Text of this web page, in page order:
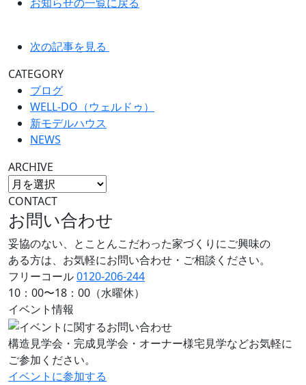
お知らせの一覧に戻る
次の記事を見る
CATEGORY
ブログ
WELL-DO（ウェルドゥ）
新モデルハウス
NEWS
ARCHIVE
CONTACT
お問い合わせ
妥協のない、とことんこだわった家づくりにご興味の
ある方は、お気軽にお問い合わせ・ご相談ください。
フリーコール0120-206-244
10：00〜18：00（水曜休）
イベント情報
構造見学会・完成見学会・オーナー様宅見学などお気軽に
ご参加ください。
イベントに参加する